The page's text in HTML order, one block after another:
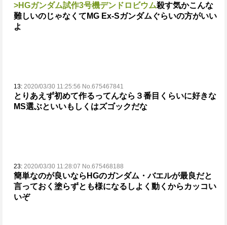
>HGガンダム試作3号機デンドロビウム殺す気かこんな
難しいのじゃなくてMG Ex-Sガンダムぐらいの方がいい
よ
13: 2020/03/30 11:25:56 No.675467841
とりあえず初めて作るってんなら３番目くらいに好きな
MS選ぶといいもしくはズゴックだな
23: 2020/03/30 11:28:07 No.675468188
簡単なのが良いならHGのガンダム・バエルが最良だと
言っておく 塗らずとも様になるしよく動くからカッコい
いぞ